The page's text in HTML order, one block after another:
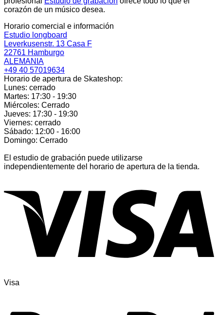
corazón de un músico desea.
Horario comercial e información
Estudio longboard
Leverkusenstr. 13 Casa F
22761 Hamburgo
ALEMANIA
+49 40 57019634
Horario de apertura de Skateshop:
Lunes: cerrado
Martes: 17:30 - 19:30
Miércoles: Cerrado
Jueves: 17:30 - 19:30
Viernes: cerrado
Sábado: 12:00 - 16:00
Domingo: Cerrado
El estudio de grabación puede utilizarse
independientemente del horario de apertura de la tienda.
Visa